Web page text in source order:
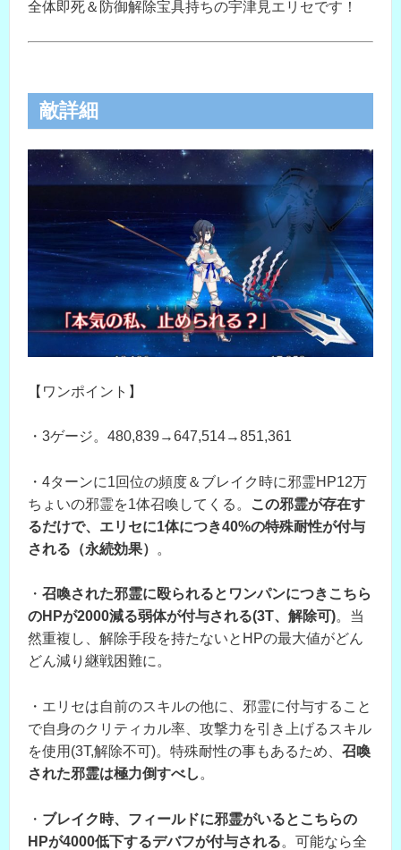
全体即死＆防御解除宝具持ちの宇津見エリセです！
敵詳細
【ワンポイント】
・3ゲージ。480,839→647,514→851,361
・4ターンに1回位の頻度＆ブレイク時に邪霊HP12万
ちょいの邪霊を1体召喚してくる。
この邪霊が存在す
るだけで、エリセに1体につき40%の特殊耐性が付与
される（永続効果）
。
・ 召喚された邪霊に殴られるとワンパンにつきこちら
のHPが2000減る弱体が付与される(3T、解除可)。当
然重複し、解除手段を持たないとHPの最大値がどん
どん減り継戦困難に。
・エリセは自前のスキルの他に、邪霊に付与すること
で自身のクリティカル率、攻撃力を引き上げるスキル
を使用(3T,解除不可)。特殊耐性の事もあるため、 召喚
された邪霊は極力倒すべし 。
・ ブレイク時、フィールドに邪霊がいるとこちらの
HPが4000低下するデバフが付与される。可能なら全